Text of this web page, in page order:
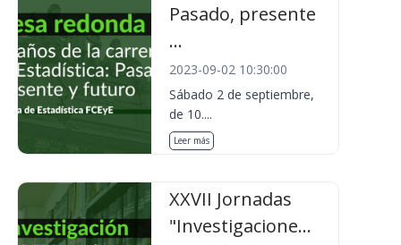
Pasado, presente
...
2023-09-02 10:30:00
Sábado 2 de septiembre,
de 10....
Leer más
XXVII Jornadas
"Investigacione...